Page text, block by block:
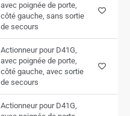
avec poignée de porte,
côté gauche, sans sortie
de secours
Actionneur pour D41G,
avec poignée de porte,
côté gauche, avec sortie
de secours
Actionneur pour D41G,